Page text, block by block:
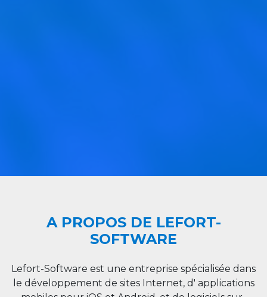
A PROPOS DE LEFORT-
SOFTWARE
Lefort-Software est une entreprise spécialisée dans
le développement de sites Internet, d' applications